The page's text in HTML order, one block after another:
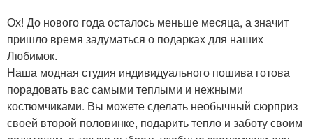
Ох! До нового года осталось меньше месяца, а значит
пришло время задуматься о подарках для наших
Любимок.
Наша модная студия индивидуального пошива готова
порадовать вас самыми теплыми и нежными
костюмчиками. Вы можете сделать необычный сюрприз
своей второй половинке, подарить тепло и заботу своим